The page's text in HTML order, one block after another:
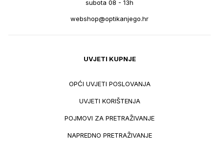
subota 08 - 13h
webshop@optikanjego.hr
UVJETI KUPNJE
OPĆI UVJETI POSLOVANJA
UVJETI KORIŠTENJA
POJMOVI ZA PRETRAŽIVANJE
NAPREDNO PRETRAŽIVANJE